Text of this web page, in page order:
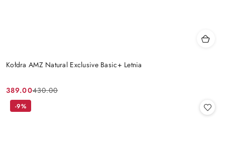
Kołdra AMZ Natural Exclusive Basic+ Letnia
Cena
promocyjna:
389.00
Cena
przed
430.00
-9%